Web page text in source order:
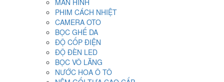
MÀN HÌNH
PHIM CÁCH NHIỆT
CAMERA OTO
BỌC GHẾ DA
ĐỘ CỐP ĐIỆN
ĐỘ ĐÈN LED
BỌC VÔ LĂNG
NƯỚC HOA Ô TÔ